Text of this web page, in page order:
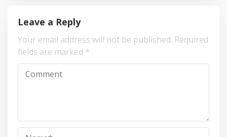
Leave a Reply
Your email address will not be published. Required
fields are marked *